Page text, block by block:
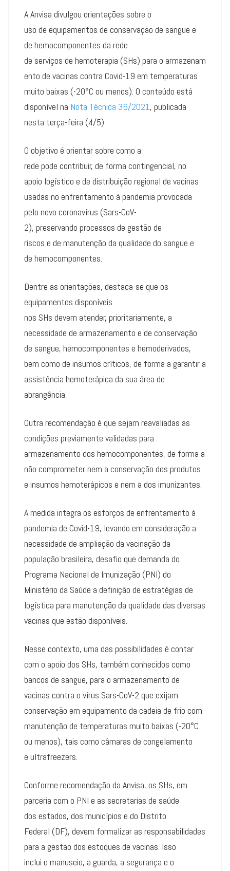
A Anvisa divulgou orientações sobre o
uso de equipamentos de conservação de sangue e
de hemocomponentes da rede
de serviços de hemoterapia (SHs) para o armazenam
ento de vacinas contra Covid-19 em temperaturas
muito baixas (-20°C ou menos). O conteúdo está
disponível na Nota Técnica 36/2021, publicada
nesta terça-feira (4/5).
O objetivo é orientar sobre como a
rede pode contribuir, de forma contingencial, no
apoio logístico e de distribuição regional de vacinas
usadas no enfrentamento à pandemia provocada
pelo novo coronavírus (Sars-CoV-
2), preservando processos de gestão de
riscos e de manutenção da qualidade do sangue e
de hemocomponentes.
Dentre as orientações, destaca-se que os
equipamentos disponíveis
nos SHs devem atender, prioritariamente, a
necessidade de armazenamento e de conservação
de sangue, hemocomponentes e hemoderivados,
bem como de insumos críticos, de forma a garantir a
assistência hemoterápica da sua área de
abrangência.
Outra recomendação é que sejam reavaliadas as
condições previamente validadas para
armazenamento dos hemocomponentes, de forma a
não comprometer nem a conservação dos produtos
e insumos hemoterápicos e nem a dos imunizantes.
A medida integra os esforços de enfrentamento à
pandemia de Covid-19, levando em consideração a
necessidade de ampliação da vacinação da
população brasileira, desafio que demanda do
Programa Nacional de Imunização (PNI) do
Ministério da Saúde a definição de estratégias de
logística para manutenção da qualidade das diversas
vacinas que estão disponíveis.
Nesse contexto, uma das possibilidades é contar
com o apoio dos SHs, também conhecidos como
bancos de sangue, para o armazenamento de
vacinas contra o vírus Sars-CoV-2 que exijam
conservação em equipamento da cadeia de frio com
manutenção de temperaturas muito baixas (-20°C
ou menos), tais como câmaras de congelamento
e ultrafreezers.
Conforme recomendação da Anvisa, os SHs, em
parceria com o PNI e as secretarias de saúde
dos estados, dos municípios e do Distrito
Federal (DF), devem formalizar as responsabilidades
para a gestão dos estoques de vacinas. Isso
inclui o manuseio, a guarda, a segurança e o